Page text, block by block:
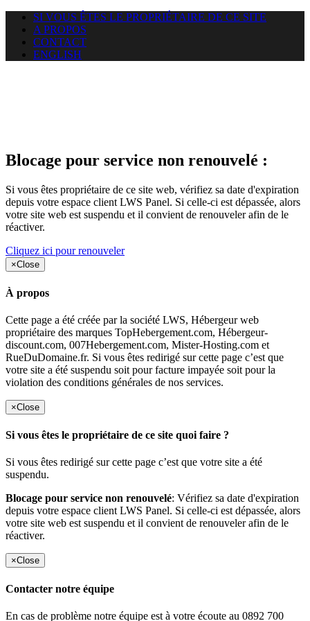
SI VOUS ÊTES LE PROPRIÉTAIRE DE CE SITE
A PROPOS
CONTACT
ENGLISH
Blocage pour service non renouvelé :
Si vous êtes propriétaire de ce site web, vérifiez sa date d'expiration
depuis votre espace client LWS Panel. Si celle-ci est dépassée, alors
votre site web est suspendu et il convient de renouveler afin de le
réactiver.
Cliquez ici pour renouveler
×Close
À propos
Cette page a été créée par la société LWS, Hébergeur web
propriétaire des marques TopHebergement.com, Hébergeur-
discount.com, 007Hebergement.com, Mister-Hosting.com et
RueDuDomaine.fr. Si vous êtes redirigé sur cette page c’est que
votre site a été suspendu soit pour facture impayée soit pour la
violation des conditions générales de nos services.
×Close
Si vous êtes le propriétaire de ce site quoi faire ?
Si vous êtes redirigé sur cette page c’est que votre site a été
suspendu.
Blocage pour service non renouvelé: Vérifiez sa date d'expiration
depuis votre espace client LWS Panel. Si celle-ci est dépassée, alors
votre site web est suspendu et il convient de renouveler afin de le
réactiver.
×Close
Contacter notre équipe
En cas de problème notre équipe est à votre écoute au 0892 700